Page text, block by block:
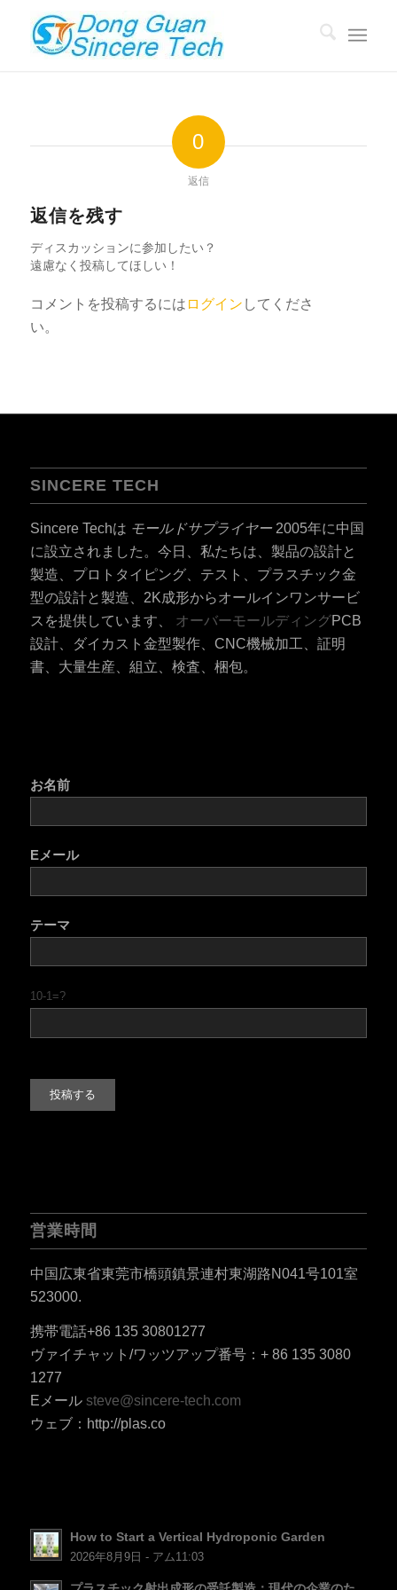
0
返信
返信を残す
ディスカッションに参加したい？
遠慮なく投稿してほしい！
コメントを投稿するには ログイン してくださ
い。
SINCERE TECH
Sincere Techは モールドサプライヤー2005年に中国
に設立されました。今日、私たちは、製品の設計と
製造、プロトタイピング、テスト、プラスチック金
型の設計と製造、2K成形からオールインワンサービ
スを提供しています、 オーバーモールディングPCB
設計、ダイカスト金型製作、CNC機械加工、証明
書、大量生産、組立、検査、梱包。
お名前
Eメール
テーマ
10-1=?
営業時間
中国広東省東莞市橋頭鎮景連村東湖路N041号101室
523000.
携帯電話+86 135 30801277
ヴァイチャット/ワッツアップ番号：+ 86 135 3080
1277
Eメール steve@sincere-tech.com
ウェブ：http://plas.co
How to Start a Vertical Hydroponic Garden
2026年8月9日 - アム11:03
PT
CS
SV
RO